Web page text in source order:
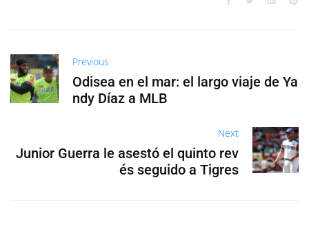
Previous
Odisea en el mar: el largo viaje de Ya
ndy Díaz a MLB
Next
Junior Guerra le asestó el quinto rev
és seguido a Tigres